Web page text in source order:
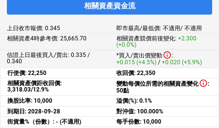
相關資產資金流
上日收市報價: 0.345 即市最高/最低價: 不適用/ 不適用
相關資產4時參考價: 25,665.70 相關資產競價前後變化: +2.300
(+0.0%)
信證上日最後買入/賣出: 0.335 /
0.340
*買入/賣出價變動
:
+0.015 (+4.5%) / +0.020 (+5.9%)
行使價: 22,250 收回價: 22,350
相關資產價距收回價:
3,318.03/12.9%
變動每價位所需的相關資產變化
:
50點
換股比率: 10,000 溢價(%): 0.1%
到期日: 2028-09-28 對沖值: 100.000%
街貨量%（份數）: - (不適用) 每手份數: 10,000